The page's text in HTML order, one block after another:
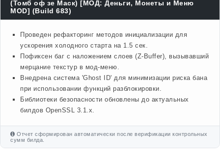
(Томб оф зе Маск) [МОД: Деньги, Монеты и Меню
MOD] (Build 683)
Проведен рефакторинг методов инициализации для
ускорения холодного старта на 1.5 сек.
Пофиксен баг с наложением слоев (Z-Buffer), вызывавший
мерцание текстур в мод-меню.
Внедрена система 'Ghost ID' для минимизации риска бана
при использовании функций разблокировки.
Библиотеки безопасности обновлены до актуальных
билдов OpenSSL 3.1.x.
Отчет сформирован автоматически после верификации контрольных
сумм билда.